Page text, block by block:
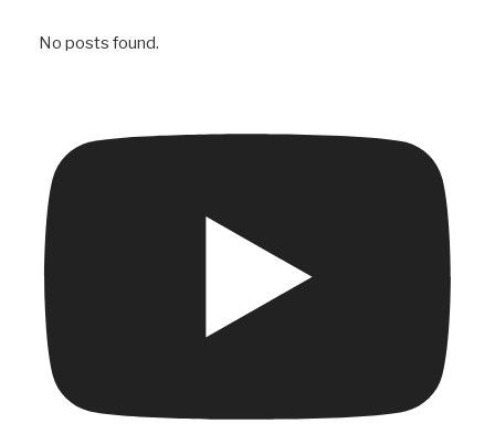
No posts found.